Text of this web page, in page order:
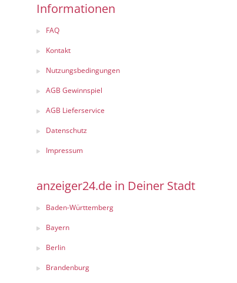
Informationen
FAQ
Kontakt
Nutzungsbedingungen
AGB Gewinnspiel
AGB Lieferservice
Datenschutz
Impressum
anzeiger24.de in Deiner Stadt
Baden-Württemberg
Bayern
Berlin
Brandenburg